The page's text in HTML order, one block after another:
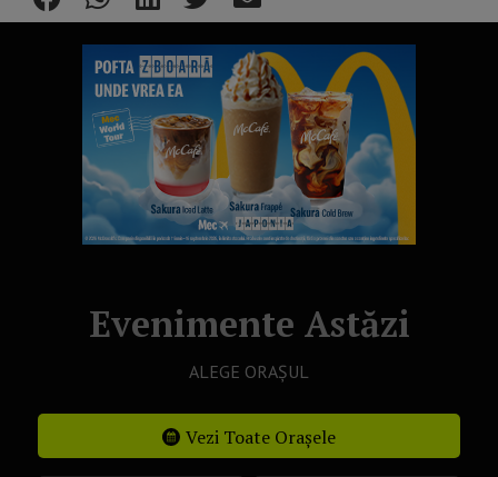
Evenimente Astăzi
ALEGE ORAȘUL
Vezi Toate Orașele